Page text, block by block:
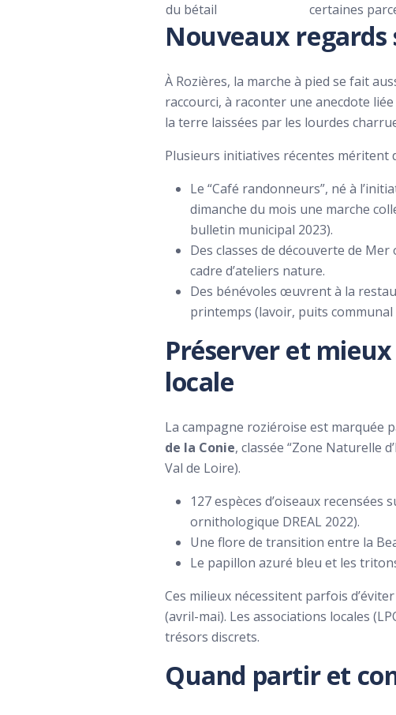
du bétail
certaines
Nouveaux regards
À Rozières, la marche à pied se fait
raccourci, à raconter une anecdote
la terre laissées par les lourdes
Plusieurs initiatives récentes méritent
Le “Café randonneurs”, né à
dimanche du mois une marche
bulletin municipal 2023).
Des classes de découverte de
cadre d’ateliers nature.
Des bénévoles œuvrent à la
printemps (lavoir, puits communal
Préserver et
locale
La campagne roziéroise est marquée
de la Conie, classée “Zone Naturelle
Val de Loire).
127 espèces d’oiseaux
ornithologique DREAL 2022).
Une flore de transition entre la
Le papillon azuré bleu et les
Ces milieux nécessitent parfois
(avril-mai). Les associations locales
trésors discrets.
Quand partir et